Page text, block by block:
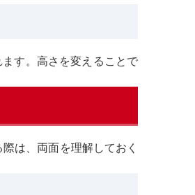
す。高さを変えることで
は、両面を理解しておく